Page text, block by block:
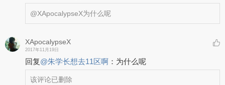
@XApocalypseX为什么呢
XApocalypseX
2017年11月19日
回复@朱学长想去11区啊 ： 为什么呢
该评论已删除